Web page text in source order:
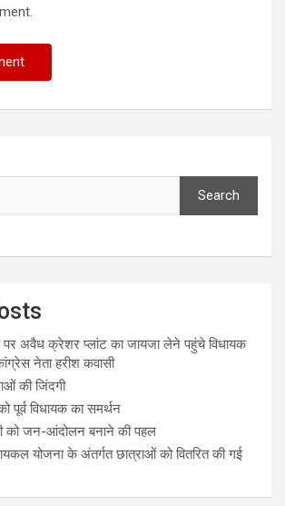
Search
पर अवैध क्रेशर प्लांट का जायजा लेने पहुंचे विधायक
नेता हरीश कवासी
की जिंदगी
पूर्व विधायक का समर्थन
को जन-आंदोलन बनाने की पहल
योजना के अंतर्गत छात्राओं को वितरित की गई